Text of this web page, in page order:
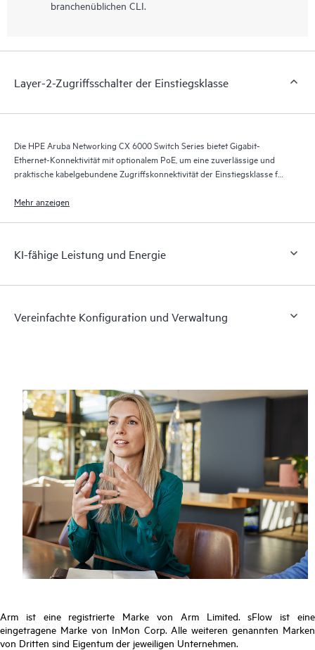
branchenüblichen CLI.
Layer-2-Zugriffsschalter der Einstiegsklasse
Die HPE Aruba Networking CX 6000 Switch Series bietet Gigabit-
Ethernet-Konnektivität mit optionalem PoE, um eine zuverlässige und
praktische kabelgebundene Zugriffskonnektivität der Einstiegsklasse für
Mehr anzeigen
KI-fähige Leistung und Energie
Vereinfachte Konfiguration und Verwaltung
Arm ist eine registrierte Marke von Arm Limited. sFlow ist eine
eingetragene Marke von InMon Corp. Alle weiteren genannten Marken
von Dritten sind Eigentum der jeweiligen Unternehmen.